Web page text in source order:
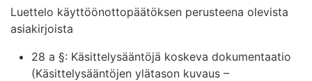
Luettelo käyttöönottopäätöksen perusteena olevista
asiakirjoista
28 a §: Käsittelysääntöjä koskeva dokumentaatio
(Käsittelysääntöjen ylätason kuvaus –